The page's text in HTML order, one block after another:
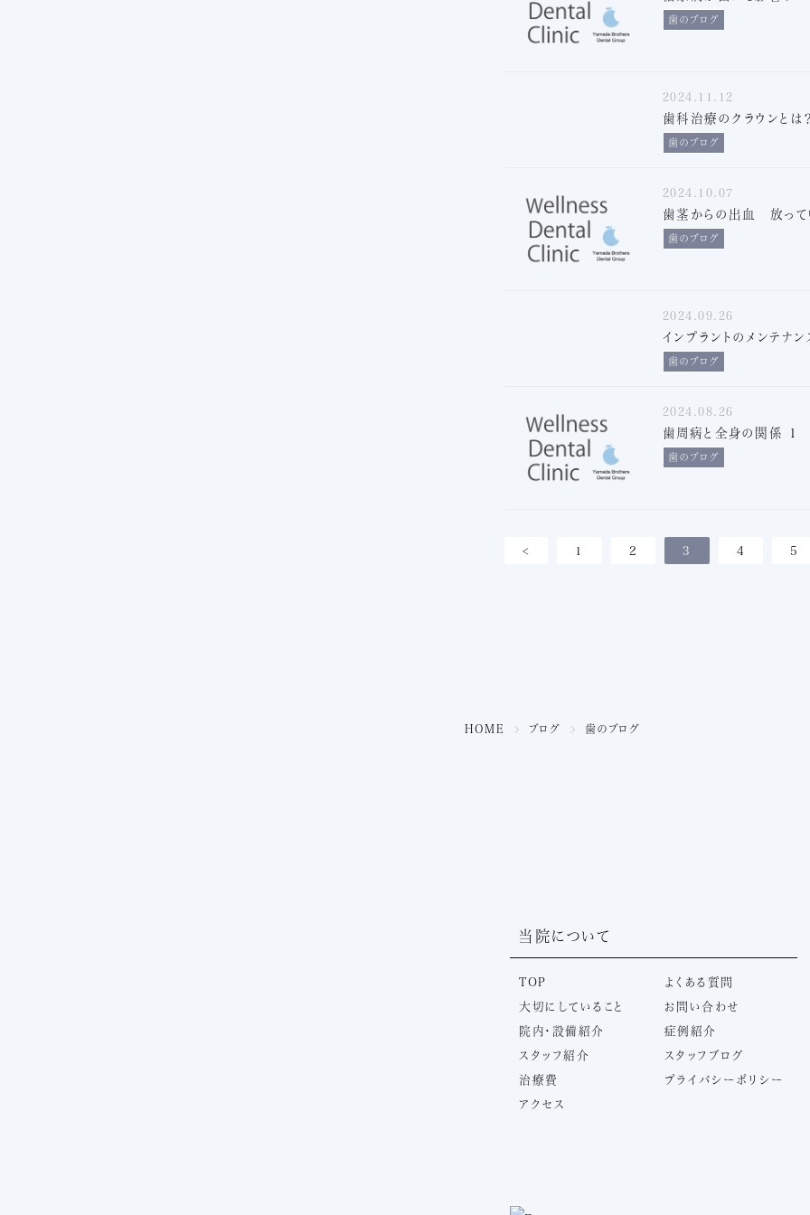
歯のブログ
2024.11.12
歯科治療のクラウンと
歯のブログ
2024.10.07
歯茎からの出血 放って
歯のブログ
2024.09.26
インプラントのメンテナ
歯のブログ
2024.08.26
歯周病と全身の関係 1
歯のブログ
< 1 2 3 4 5
HOME ブログ 歯のブログ
当院について
TOP
大切にしていること
院内・設備紹介
スタッフ紹介
治療費
アクセス
よくある質問
お問い合わせ
症例紹介
スタッフブログ
プライバシーポリシー